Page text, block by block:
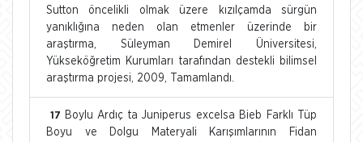
Sutton öncelikli olmak üzere kızılçamda sürgün
yanıklığına neden olan etmenler üzerinde bir
araştırma, Süleyman Demirel Üniversitesi,
Yükseköğretim Kurumları tarafından destekli bilimsel
araştırma projesi, 2009, Tamamlandı.
17
Boylu Ardıç ta Juniperus excelsa Bieb Farklı Tüp
Boyu ve Dolgu Materyali Karışımlarının Fidan